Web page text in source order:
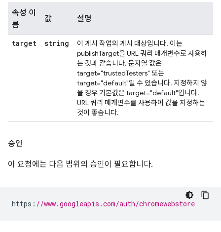
속성 이
름
값 설명
target string
이 게시 작업의 게시 대상입니다. 이는
publishTarget을 URL 쿼리 매개변수로 사용하
는 것과 같습니다. 문자열 값은
target="trustedTesters" 또는
target="default"일 수 있습니다. 지정하지 않
을 경우 기본값은 target="default"입니다.
URL 쿼리 매개변수를 사용하여 값을 지정하는
것이 좋습니다.
승인
이 요청에는 다음 범위의 승인이 필요합니다.
https : //www.googleapis.com/auth/chromewebstore